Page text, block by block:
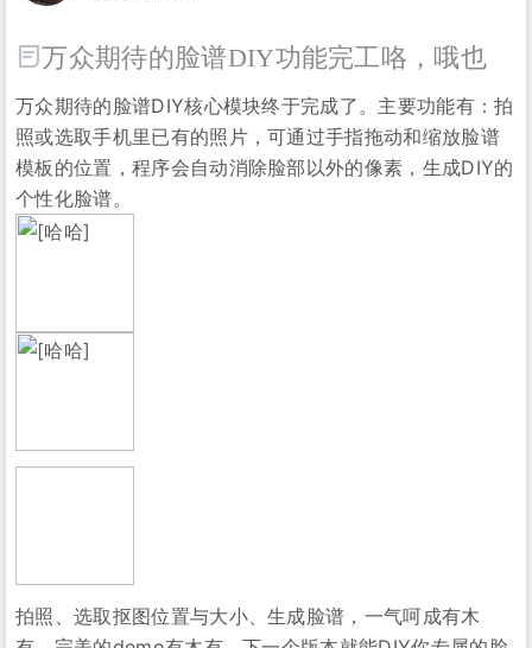
万众期待的脸谱DIY功能完工咯，哦也
万众期待的脸谱DIY核心模块终于完成了。主要功能有：拍
照或选取手机里已有的照片，可通过手指拖动和缩放脸谱
模板的位置，程序会自动消除脸部以外的像素，生成DIY的
个性化脸谱。
拍照、选取抠图位置与大小、生成脸谱，一气呵成有木